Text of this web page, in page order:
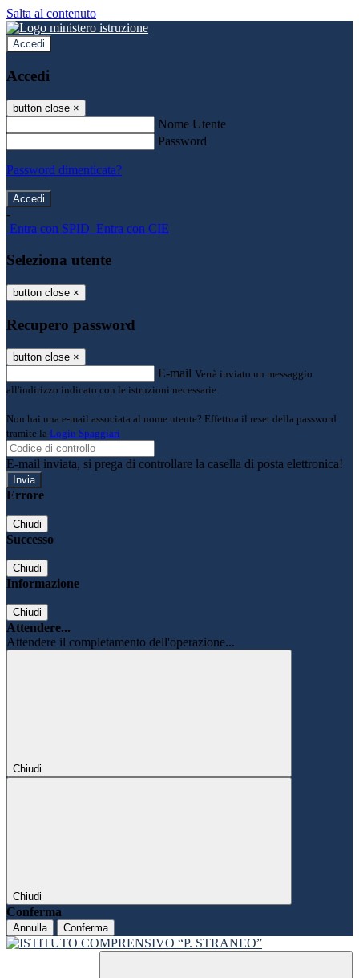
Salta al contenuto
Accedi
Accedi
button close ×
Nome Utente
Password
Password dimenticata?
-
Entra con SPID Entra con CIE
Seleziona utente
button close ×
Recupero password
button close ×
E-mail Verrà inviato un messaggio
all'indirizzo indicato con le istruzioni necessarie.
Non hai una e-mail associata al nome utente? Effettua il reset della password
tramite la Login Spaggiari
E-mail inviata, si prega di controllare la casella di posta elettronica!
Errore
Chiudi
Successo
Chiudi
Informazione
Chiudi
Attendere...
Attendere il completamento dell'operazione...
Chiudi
Chiudi
Conferma
Annulla Conferma